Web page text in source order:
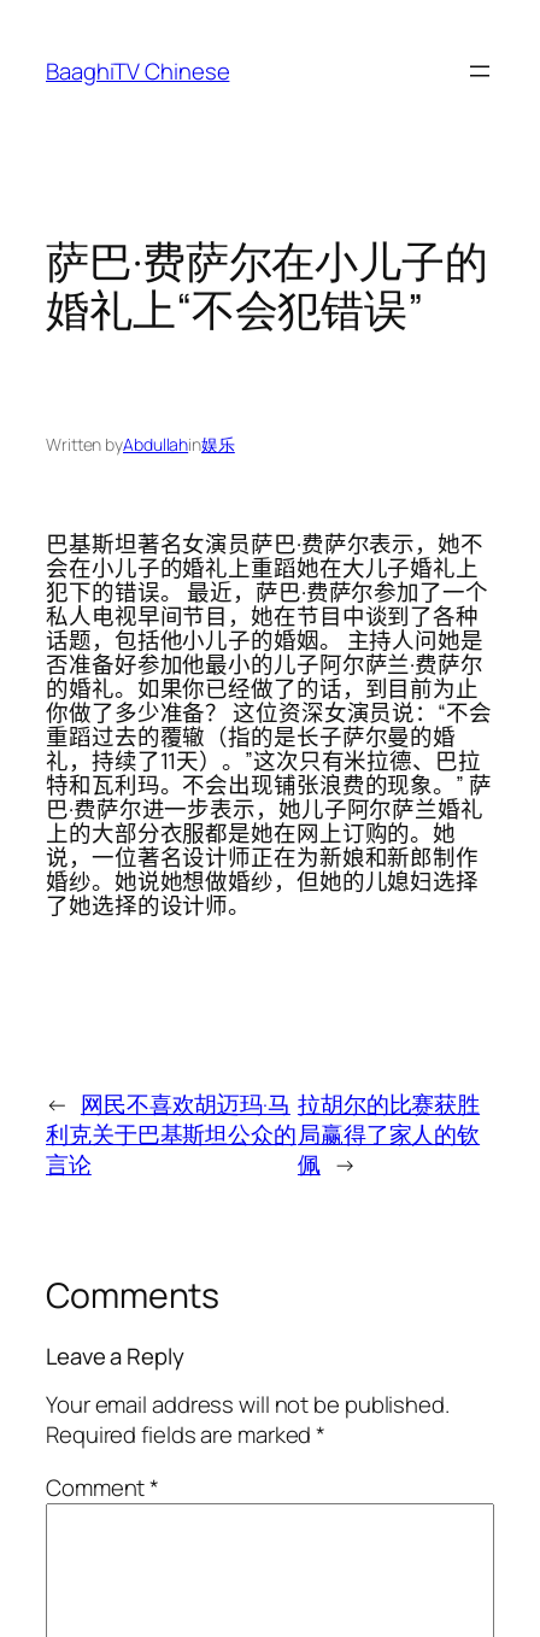
content
BaaghiTV Chinese
萨巴·费萨尔在小儿子的
婚礼上“不会犯错误”
Written byAbdullahin娱乐
巴基斯坦著名女演员萨巴·费萨尔表示，她不
会在小儿子的婚礼上重蹈她在大儿子婚礼上
犯下的错误。 最近，萨巴·费萨尔参加了一个
私人电视早间节目，她在节目中谈到了各种
话题，包括他小儿子的婚姻。 主持人问她是
否准备好参加他最小的儿子阿尔萨兰·费萨尔
的婚礼。如果你已经做了的话，到目前为止
你做了多少准备？ 这位资深女演员说：“不会
重蹈过去的覆辙（指的是长子萨尔曼的婚
礼，持续了11天）。”这次只有米拉德、巴拉
特和瓦利玛。不会出现铺张浪费的现象。” 萨
巴·费萨尔进一步表示，她儿子阿尔萨兰婚礼
上的大部分衣服都是她在网上订购的。她
说，一位著名设计师正在为新娘和新郎制作
婚纱。她说她想做婚纱，但她的儿媳妇选择
了她选择的设计师。
← 网民不喜欢胡迈玛·马
利克关于巴基斯坦公众的
言论
拉胡尔的比赛获胜
局赢得了家人的钦
佩 →
Comments
Leave a Reply
Your email address will not be published.
Required fields are marked*
Comment*